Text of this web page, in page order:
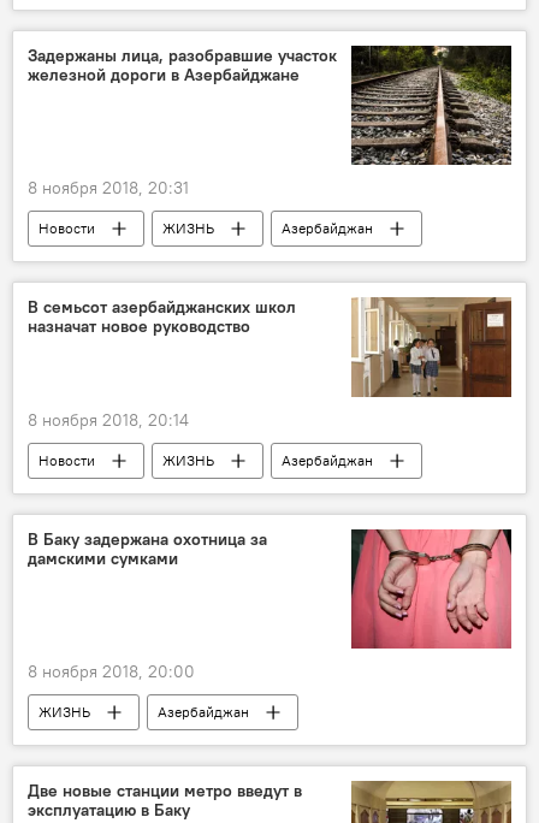
Задержаны лица, разобравшие участок
железной дороги в Азербайджане
8 ноября 2018, 20:31
Новости ЖИЗНЬ
Азербайджан
Происшествия
В семьсот азербайджанских школ
назначат новое руководство
8 ноября 2018, 20:14
Новости ЖИЗНЬ Азербайджан
В Баку задержана охотница за
дамскими сумками
8 ноября 2018, 20:00
ЖИЗНЬ
Азербайджан
Происшествия
Новости
охотница
сумка
задержание
Две новые станции метро введут в
эксплуатацию в Баку